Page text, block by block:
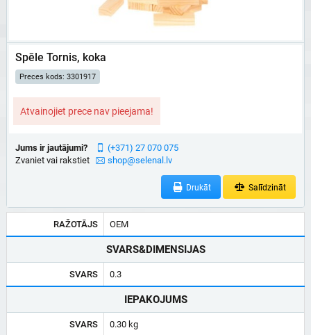
Spēle Tornis, koka
Preces kods: 3301917
Atvainojiet prece nav pieejama!
Jums ir jautājumi?
Zvaniet vai rakstiet
(+371) 27 070 075
shop@selenal.lv
Drukāt Salīdzināt
RAŽOTĀJS OEM
SVARS&DIMENSIJAS
SVARS 0.3
IEPAKOJUMS
SVARS 0.30 kg